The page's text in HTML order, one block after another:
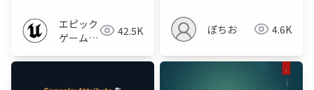
エピック
ゲームズ
42.5K
アクセスしてみよう)
ぽちお 4.6K